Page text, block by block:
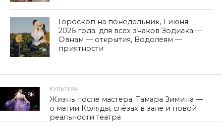
Гороскоп на понедельник, 1 июня
2026 года: для всех знаков Зодиака —
Овнам — открытия, Водолеям —
приятности
1.8K
КУЛЬТУРА
Жизнь после мастера. Тамара Зимина —
о магии Коляды, слёзах в зале и новой
реальности театра